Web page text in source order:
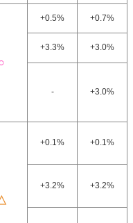
+0.5% +0.7%
+3.3% +3.0%
- +3.0%
+0.1% +0.1%
+3.2% +3.2%